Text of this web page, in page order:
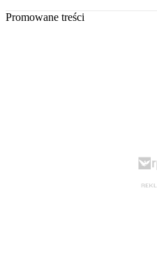
Promowane treści